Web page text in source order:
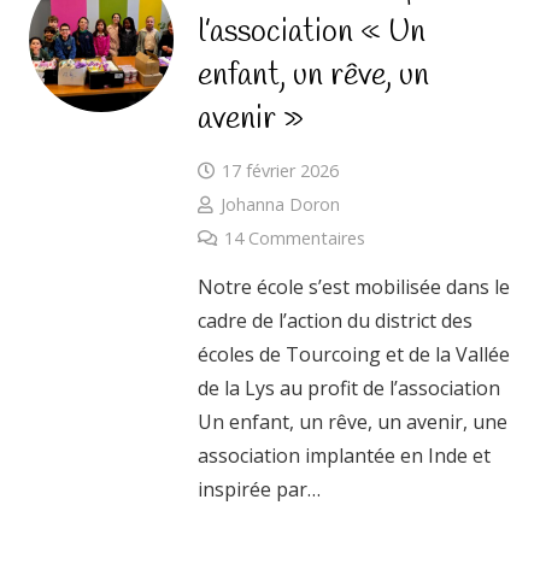
l’association « Un
enfant, un rêve, un
avenir »
17 février 2026
Johanna Doron
14 Commentaires
Notre école s’est mobilisée dans le
cadre de l’action du district des
écoles de Tourcoing et de la Vallée
de la Lys au profit de l’association
Un enfant, un rêve, un avenir, une
association implantée en Inde et
inspirée par…